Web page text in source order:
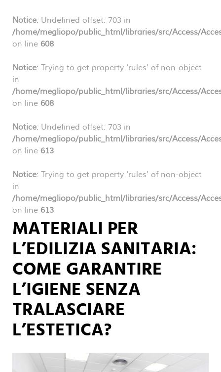
Notice: Undefined offset: 703 in
/home/megliopo/public_html/libraries/src/Access/
on line 608
Notice: Trying to get property 'rules' of non-object
in
/home/megliopo/public_html/libraries/src/Access/
on line 608
Notice: Undefined offset: 703 in
/home/megliopo/public_html/libraries/src/Access/
on line 613
Notice: Trying to get property 'rules' of non-object
in
/home/megliopo/public_html/libraries/src/Access/
on line 613
MATERIALI PER
L’EDILIZIA SANITARIA:
COME GARANTIRE
L’IGIENE SENZA
TRALASCIARE
L’ESTETICA?